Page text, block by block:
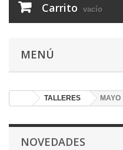
Carrito vacío
MENÚ
TALLERES MAYO
NOVEDADES